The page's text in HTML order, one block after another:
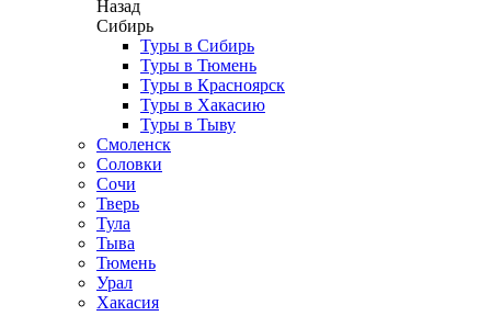
Назад
Сибирь
Туры в Сибирь
Туры в Тюмень
Туры в Красноярск
Туры в Хакасию
Туры в Тыву
Смоленск
Соловки
Сочи
Тверь
Тула
Тыва
Тюмень
Урал
Хакасия